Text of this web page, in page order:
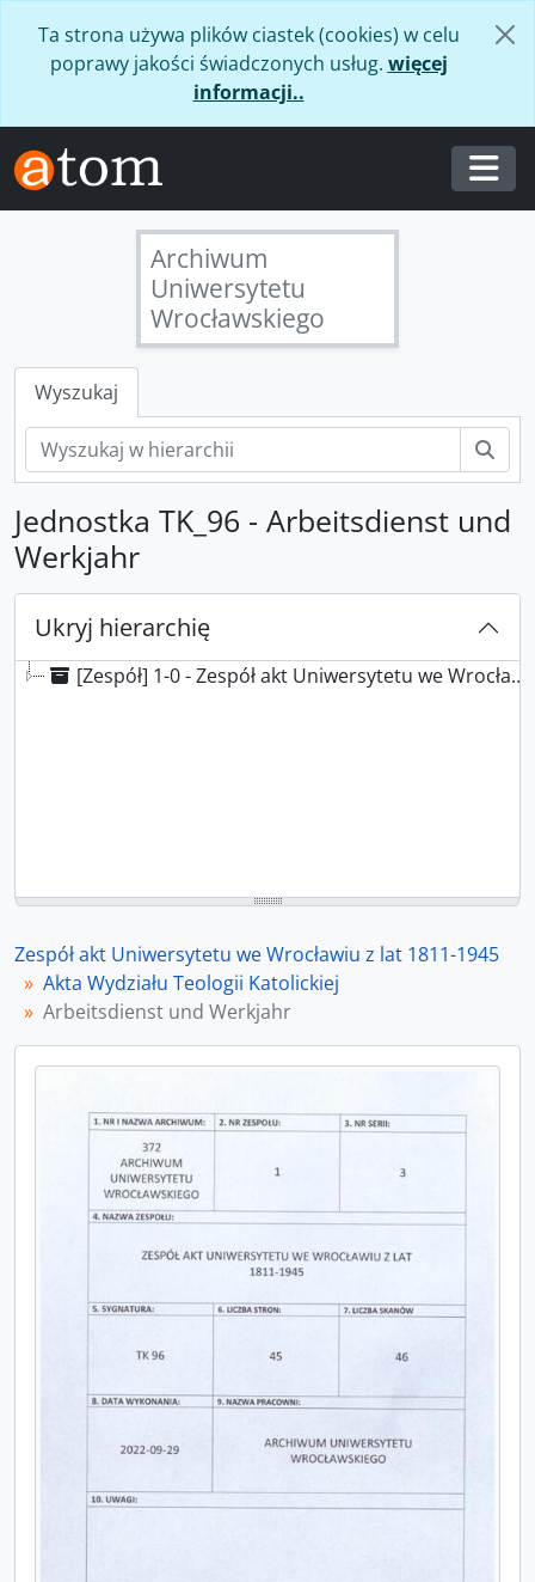
Ta strona używa plików ciastek (cookies) w celu
poprawy jakości świadczonych usług. więcej
informacji..
Archiwum
Uniwersytetu
Wrocławskiego
Wyszukaj
Jednostka TK_96 - Arbeitsdienst und
Werkjahr
Ukryj hierarchię
[Zespół] 1-0 - Zespół akt Uniwersytetu we Wrocławiu z lat 1811-1945
Zespół akt Uniwersytetu we Wrocławiu z lat 1811-1945
Akta Wydziału Teologii Katolickiej
Arbeitsdienst und Werkjahr